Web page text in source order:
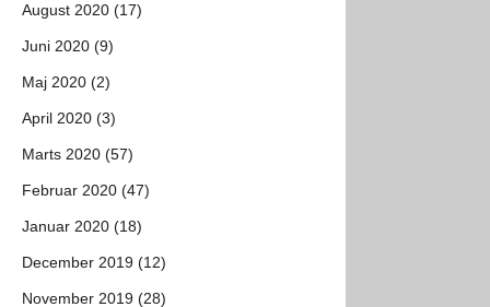
August 2020 (17)
Juni 2020 (9)
Maj 2020 (2)
April 2020 (3)
Marts 2020 (57)
Februar 2020 (47)
Januar 2020 (18)
December 2019 (12)
November 2019 (28)